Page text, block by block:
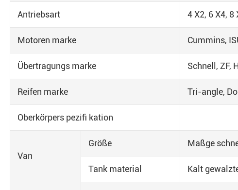
Antriebsart 4 X2, 6 X4, 8
Motoren marke Cummins,
Übertragungs marke Schnell, ZF,
Reifen marke Tri-angle,
Oberkörpers pezifi kation
Van
Größe Maßge
Tank material Kalt